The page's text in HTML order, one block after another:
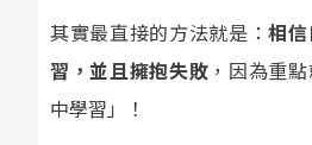
其實最直接的方法就是：相
習，並且擁抱失敗 ，因為重
中學習」！